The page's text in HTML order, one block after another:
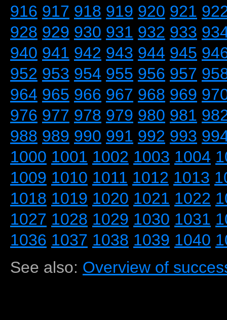
916 917 918 919 920 921
928 929 930 931 932 933
940 941 942 943 944 945
952 953 954 955 956 957
964 965 966 967 968 969
976 977 978 979 980 981
988 989 990 991 992 993
1000 1001 1002 1003 1004
1009 1010 1011 1012 1013
1018 1019 1020 1021 1022
1027 1028 1029 1030 1031
1036 1037 1038 1039 1040
See also: Overview of